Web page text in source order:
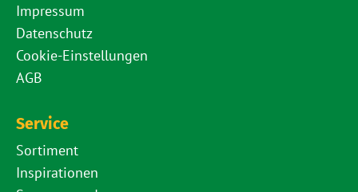
Impressum
Datenschutz
Cookie-Einstellungen
AGB
Service
Sortiment
Inspirationen